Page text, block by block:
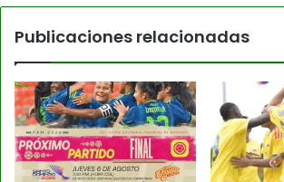
Publicaciones relacionadas